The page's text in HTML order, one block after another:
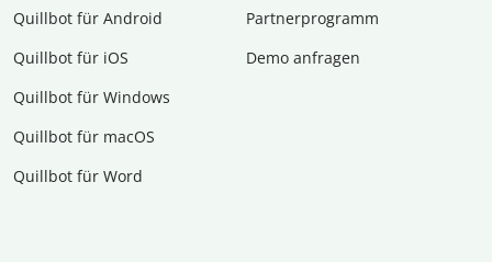
Quillbot für Android
Quillbot für iOS
Quillbot für Windows
Quillbot für macOS
Quillbot für Word
Partnerprogramm
Demo anfragen